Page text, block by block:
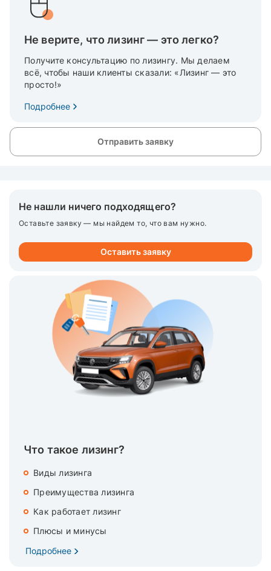
Не верите, что лизинг — это легко?
Получите консультацию по лизингу. Мы делаем
всё, чтобы наши клиенты сказали: «Лизинг — это
просто!»
Подробнее
Отправить заявку
Не нашли ничего подходящего?
Оставьте заявку — мы найдем то, что вам нужно.
Оставить заявку
Что такое лизинг?
Виды лизинга
Преимущества лизинга
Как работает лизинг
Плюсы и минусы
Подробнее